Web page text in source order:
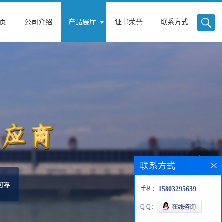
公司介绍 产品展厅 证书荣誉 联系方式
联系方式
手机： 15803295639
Q Q：